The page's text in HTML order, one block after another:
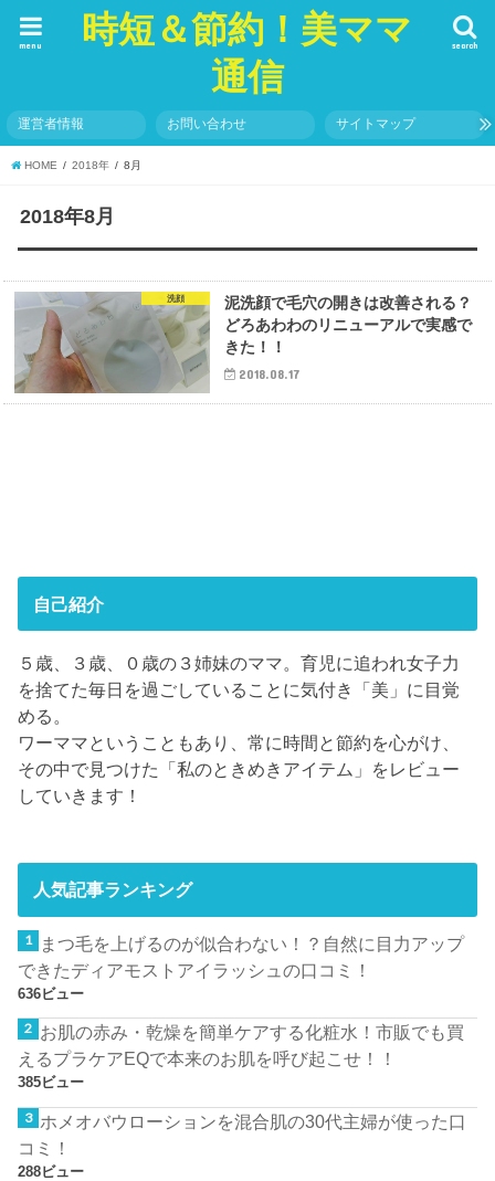
時短＆節約！美ママ
通信
search
menu
運営者情報 お問い合わせ サイトマップ
HOME 2018年 8月
2018年8月
洗顔
泥洗顔で毛穴の開きは改善される？
どろあわわのリニューアルで実感で
きた！！
2018.08.17
自己紹介
５歳、３歳、０歳の３姉妹のママ。育児に追われ女子力
を捨てた毎日を過ごしていることに気付き「美」に目覚
める。
ワーママということもあり、常に時間と節約を心がけ、
その中で見つけた「私のときめきアイテム」をレビュー
していきます！
人気記事ランキング
まつ毛を上げるのが似合わない！？自然に目力アップ
できたディアモストアイラッシュの口コミ！
636ビュー
お肌の赤み・乾燥を簡単ケアする化粧水！市販でも買
えるプラケアEQで本来のお肌を呼び起こせ！！
385ビュー
ホメオバウローションを混合肌の30代主婦が使った口
コミ！
288ビュー